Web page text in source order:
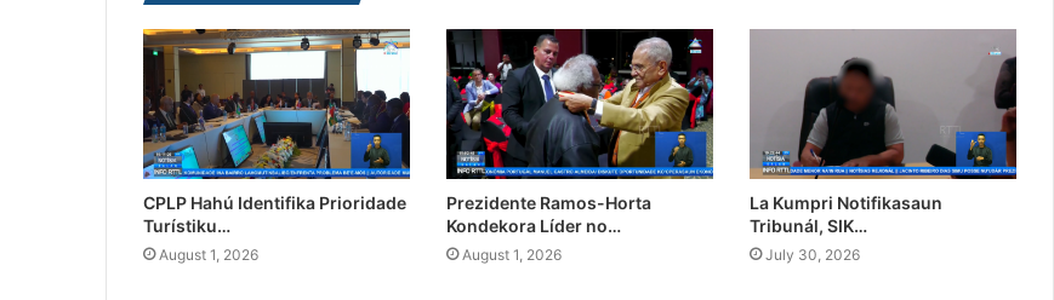
CPLP Hahú Identifika Prioridade
Turístiku…
August 1, 2026
Prezidente Ramos-Horta
Kondekora Líder no…
August 1, 2026
La Kumpri Notifikasaun
Tribunál, SIK…
July 30, 2026